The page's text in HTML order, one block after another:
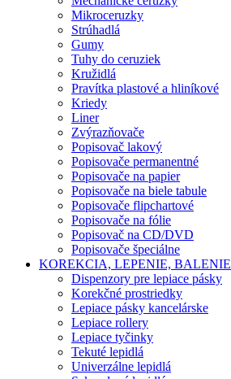
Mikroceruzky
Strúhadlá
Gumy
Tuhy do ceruziek
Kružidlá
Pravítka plastové a hliníkové
Kriedy
Liner
Zvýrazňovače
Popisovač lakový
Popisovače permanentné
Popisovače na papier
Popisovače na biele tabule
Popisovače flipchartové
Popisovače na fólie
Popisovač na CD/DVD
Popisovače špeciálne
KOREKCIA, LEPENIE, BALENIE
Dispenzory pre lepiace pásky
Korekčné prostriedky
Lepiace pásky kancelárske
Lepiace rollery
Lepiace tyčinky
Tekuté lepidlá
Univerzálne lepidlá